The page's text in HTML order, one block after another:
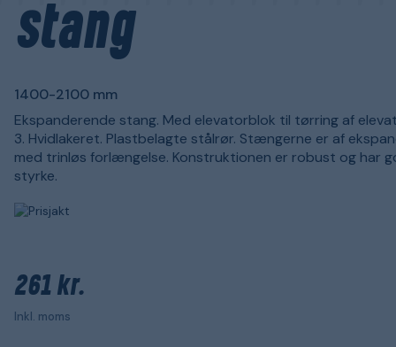
stang
1400-2100 mm
Ekspanderende stang. Med elevatorblok til tørring af
3. Hvidlakeret. Plastbelagte stålrør. Stængerne er af
med trinløs forlængelse. Konstruktionen er robust og har
styrke.
261 kr.
Inkl. moms